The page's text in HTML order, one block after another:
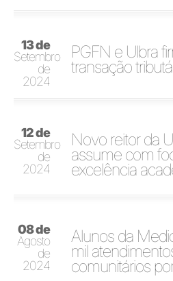
13 de
Setembro
de
2024
PGFN e Ulbra
transação
12 de
Setembro
de
2024
Novo reitor da
assume com
excelência
08 de
Agosto
de
2024
Alunos da
mil
comunitários